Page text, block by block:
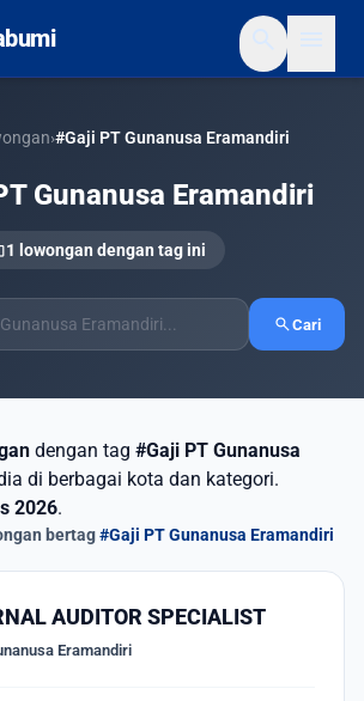
›#Gaji PT Gunanusa Eramandiri
Gunanusa Eramandiri
1 lowongan dengan tag ini
searchCari
dengan tag #Gaji PT Gunanusa
di berbagai kota dan kategori.
2026.
bertag#Gaji PT Gunanusa Eramandiri
AUDITOR SPECIALIST
Eramandiri